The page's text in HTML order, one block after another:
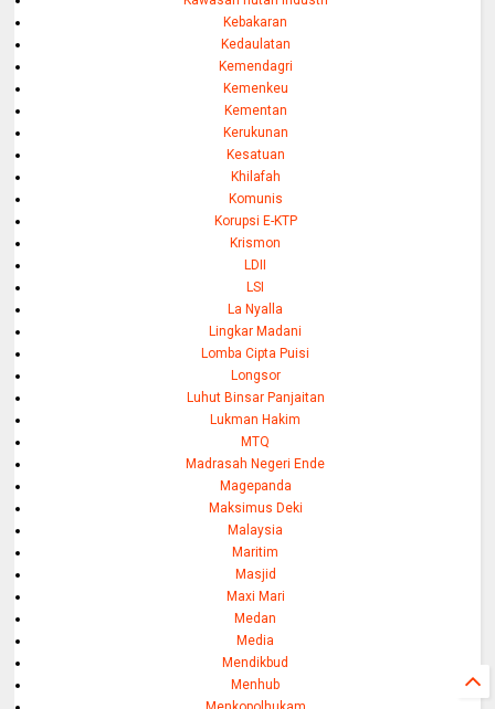
Kebakaran
Kedaulatan
Kemendagri
Kemenkeu
Kementan
Kerukunan
Kesatuan
Khilafah
Komunis
Korupsi E-KTP
Krismon
LDII
LSI
La Nyalla
Lingkar Madani
Lomba Cipta Puisi
Longsor
Luhut Binsar Panjaitan
Lukman Hakim
MTQ
Madrasah Negeri Ende
Magepanda
Maksimus Deki
Malaysia
Maritim
Masjid
Maxi Mari
Medan
Media
Mendikbud
Menhub